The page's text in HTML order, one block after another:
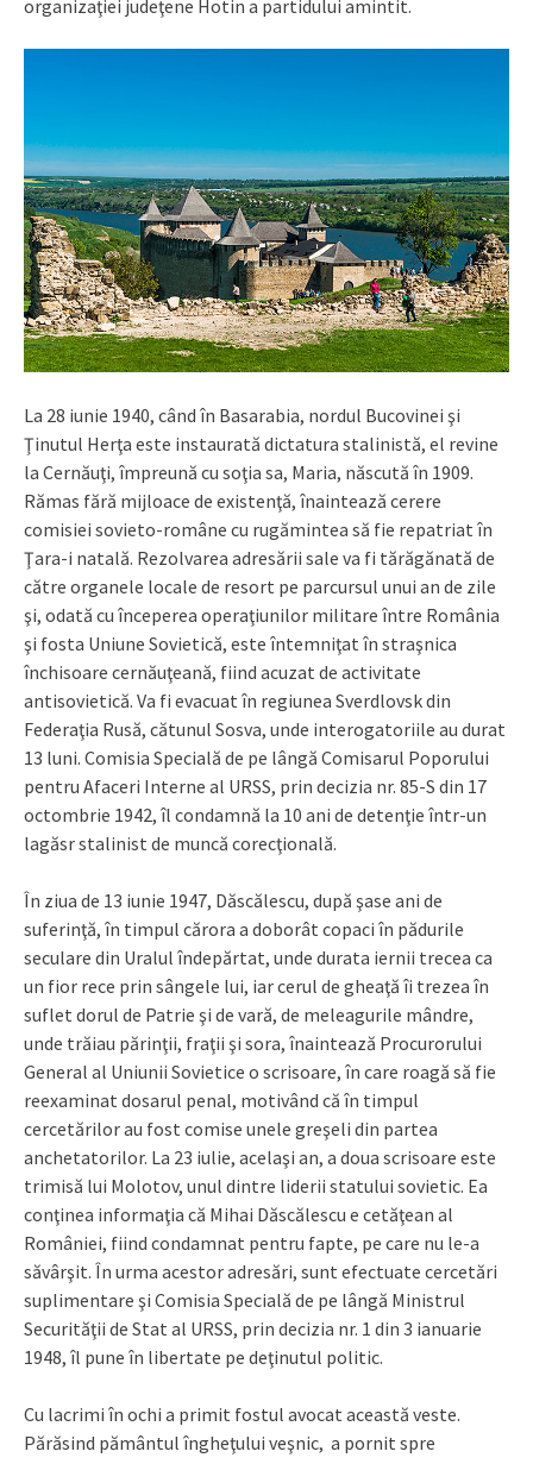
organizaţiei judeţene Hotin a partidului amintit.
La 28 iunie 1940, când în Basarabia, nordul Bucovinei şi
Ţinutul Herţa este instaurată dictatura stalinistă, el revine
la Cernăuţi, împreună cu soţia sa, Maria, născută în 1909.
Rămas fără mijloace de existenţă, înaintează cerere
comisiei sovieto-române cu rugămintea să fie repatriat în
Ţara-i natală. Rezolvarea adresării sale va fi tărăgănată de
către organele locale de resort pe parcursul unui an de zile
şi, odată cu începerea operaţiunilor militare între România
şi fosta Uniune Sovietică, este întemniţat în straşnica
închisoare cernăuţeană, fiind acuzat de activitate
antisovietică. Va fi evacuat în regiunea Sverdlovsk din
Federaţia Rusă, cătunul Sosva, unde interogatoriile au durat
13 luni. Comisia Specială de pe lângă Comisarul Poporului
pentru Afaceri Interne al URSS, prin decizia nr. 85-S din 17
octombrie 1942, îl condamnă la 10 ani de detenţie într-un
lagăsr stalinist de muncă corecţională.
În ziua de 13 iunie 1947, Dăscălescu, după şase ani de
suferinţă, în timpul cărora a doborât copaci în pădurile
seculare din Uralul îndepărtat, unde durata iernii trecea ca
un fior rece prin sângele lui, iar cerul de gheaţă îi trezea în
suflet dorul de Patrie şi de vară, de meleagurile mândre,
unde trăiau părinţii, fraţii şi sora, înaintează Procurorului
General al Uniunii Sovietice o scrisoare, în care roagă să fie
reexaminat dosarul penal, motivând că în timpul
cercetărilor au fost comise unele greşeli din partea
anchetatorilor. La 23 iulie, acelaşi an, a doua scrisoare este
trimisă lui Molotov, unul dintre liderii statului sovietic. Ea
conţinea informaţia că Mihai Dăscălescu e cetăţean al
României, fiind condamnat pentru fapte, pe care nu le-a
săvârşit. În urma acestor adresări, sunt efectuate cercetări
suplimentare şi Comisia Specială de pe lângă Ministrul
Securităţii de Stat al URSS, prin decizia nr. 1 din 3 ianuarie
1948, îl pune în libertate pe deţinutul politic.
Cu lacrimi în ochi a primit fostul avocat această veste.
Părăsind pământul îngheţului veşnic, a pornit spre